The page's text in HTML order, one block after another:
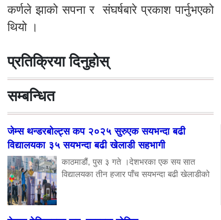
कर्णले झाको सपना र संघर्षबारे प्रकाश पार्नुभएको
थियो ।
प्रतिक्रिया दिनुहोस्
सम्बन्धित
जेम्स थन्डरबोल्ट्स कप २०२५ सुरुएक सयभन्दा बढी
विद्यालयका ३५ सयभन्दा बढी खेलाडी सहभागी
काठमाडौं, पुस ३ गते ।देशभरका एक सय सात
विद्यालयका तीन हजार पाँच सयभन्दा बढी खेलाडीको